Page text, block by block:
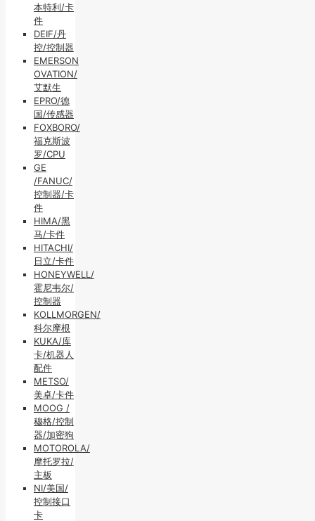
本特利/卡
件
DEIF/丹
控/控制器
EMERSON
OVATION/
艾默生
EPRO/德
国/传感器
FOXBORO/
福克斯波
罗/CPU
GE
/FANUC/
控制器/卡
件
HIMA/黑
马/卡件
HITACHI/
日立/卡件
HONEYWELL/
霍尼韦尔/
控制器
KOLLMORGEN/
科尔摩根
KUKA/库
卡/机器人
配件
METSO/
美卓/卡件
MOOG /
穆格/控制
器/加密狗
MOTOROLA/
摩托罗拉/
主板
NI/美国/
控制接口
卡